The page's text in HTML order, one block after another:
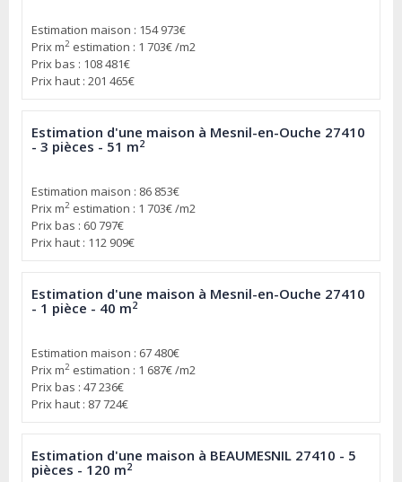
Estimation maison : 154 973€
Prix m2 estimation : 1 703€ /m2
Prix bas : 108 481€
Prix haut : 201 465€
Estimation d'une maison à Mesnil-en-Ouche 27410
- 3 pièces - 51 m2
Estimation maison : 86 853€
Prix m2 estimation : 1 703€ /m2
Prix bas : 60 797€
Prix haut : 112 909€
Estimation d'une maison à Mesnil-en-Ouche 27410
- 1 pièce - 40 m2
Estimation maison : 67 480€
Prix m2 estimation : 1 687€ /m2
Prix bas : 47 236€
Prix haut : 87 724€
Estimation d'une maison à BEAUMESNIL 27410 - 5
pièces - 120 m2